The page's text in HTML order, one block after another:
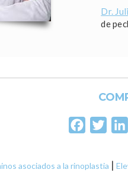
Dr.
de
Facebook
asociados a la rinoplastia |